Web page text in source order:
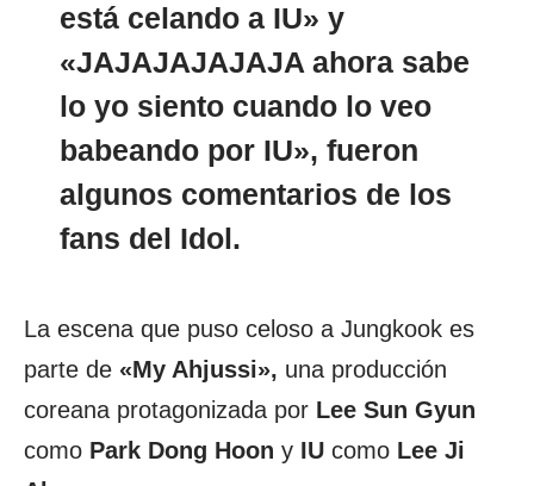
está celando a IU» y
«JAJAJAJAJAJA ahora sabe
lo yo siento cuando lo veo
babeando por IU», fueron
algunos comentarios de los
fans del Idol.
La escena que puso celoso a Jungkook es
parte de «My Ahjussi», una producción
coreana protagonizada por Lee Sun Gyun
como Park Dong Hoon y IU como Lee Ji